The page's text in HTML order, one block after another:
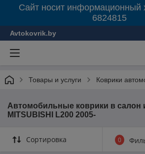
Сайт носит информационный
6824815
Avtokovrik.by
Товары и услуги Коврики
Автомобильные коврики в салон
MITSUBISHI L200 2005-
Сортировка 0